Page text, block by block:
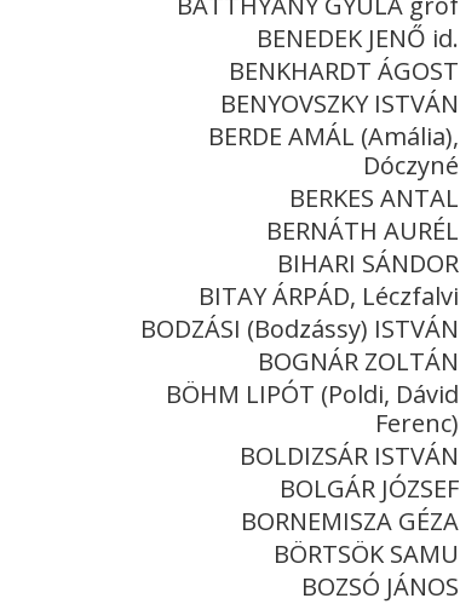
BENEDEK JENŐ id.
BENKHARDT ÁGOST
BENYOVSZKY ISTVÁN
BERDE AMÁL (Amália),
Dóczyné
BERKES ANTAL
BERNÁTH AURÉL
BIHARI SÁNDOR
BITAY ÁRPÁD, Léczfalvi
BODZÁSI (Bodzássy) ISTVÁN
BOGNÁR ZOLTÁN
BÖHM LIPÓT (Poldi, Dávid
Ferenc)
BOLDIZSÁR ISTVÁN
BOLGÁR JÓZSEF
BORNEMISZA GÉZA
BÖRTSÖK SAMU
BOZSÓ JÁNOS